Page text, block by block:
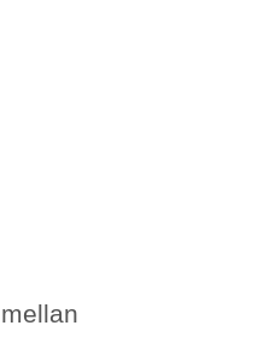
mellan